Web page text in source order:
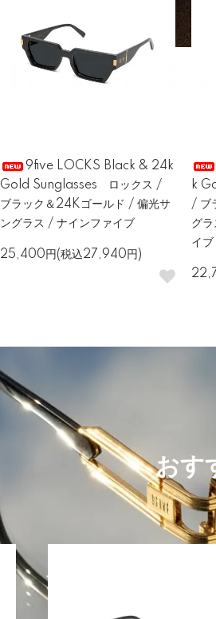
9five LOCKS Black & 24k
Gold Sunglasses ロックス /
ブラック＆24Kゴールド / 偏光サ
ングラス / ナインファイブ
25,400円(税込27,940円)
k
/ ブ
グ
イブ
おす